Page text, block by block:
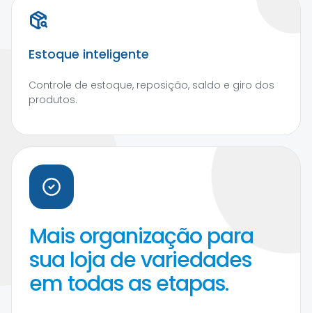
Estoque inteligente
Controle de estoque, reposição, saldo e giro dos
produtos.
Mais organização para
sua loja de variedades
em todas as etapas.